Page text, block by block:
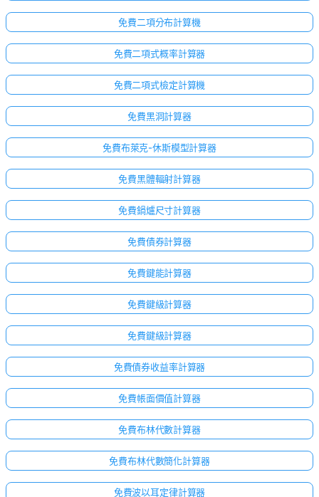
尚
免費二項分布計算機
免費二項式概率計算器
免費二項式檢定計算機
免費黑洞計算器
免費布萊克-休斯模型計算器
免費黑體輻射計算器
免費鍋爐尺寸計算器
免費債券計算器
免費鍵能計算器
免費鍵級計算器
免費鍵級計算器
免費債券收益率計算器
免費帳面價值計算器
免費布林代數計算器
免費布林代數簡化計算器
免費波以耳定律計算器